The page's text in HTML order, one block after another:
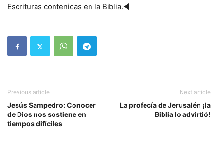
Escrituras contenidas en la Biblia.◄
Previous article
Jesús Sampedro: Conocer
de Dios nos sostiene en
tiempos difíciles
Next article
La profecía de Jerusalén ¡la
Biblia lo advirtió!